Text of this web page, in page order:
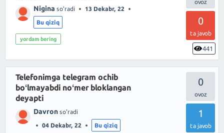
0
ta javob
441
Nigina so'radi 13 Dekabr, 22
Bu qiziq
yordam bering
0
1
ta javob
Telefonimga telegram ochib
boʻlmayabdi noʻmer bloklangan
deyapti
Davron so'radi
04 Dekabr, 22 Bu qiziq